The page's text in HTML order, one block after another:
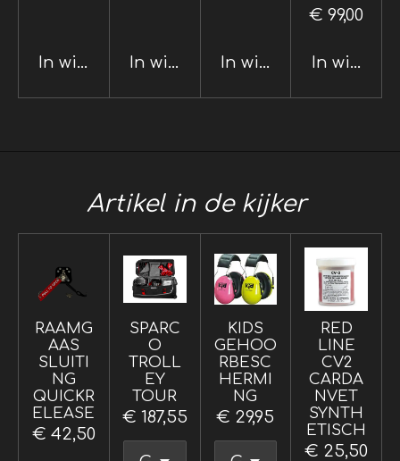
In winkelwagenIn winkelwagenIn winkelwagen
€ 99,00
In
Artikel in de kijker
RAAMG
AAS
SLUITI
NG
QUICKR
ELEASE
€ 42,50
SPARC
O
TROLL
EY
TOUR
€ 187,55
KIDS
GEHOO
RBESC
HERMI
NG
€ 29,95
RED
LINE
CV2
CARDA
NVET
SYNTH
ETISCH
€ 25,50